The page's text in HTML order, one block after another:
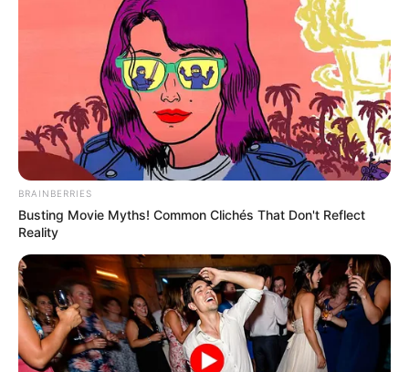
TEMAS DESTACADOS
EMERGENCIAS POR LLUVIAS
METRO DE MEDELLÍN
ELECCIONES PRESIDENCIALES
MARINILLA - ANTIOQUIA
EPM
YONDÓ - ANTIOQUIA
RIONEGRO
BRAINBERRIES
Busting Movie Myths! Common Clichés That Don't Reflect
Reality